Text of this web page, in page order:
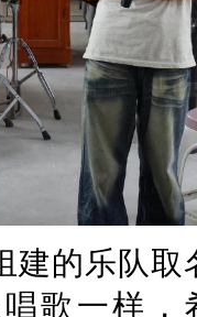
建的乐队
歌一样